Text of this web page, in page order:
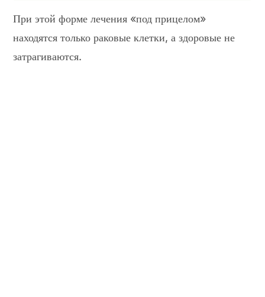
При этой форме лечения «под прицелом»
находятся только раковые клетки, а здоровые не
затрагиваются.